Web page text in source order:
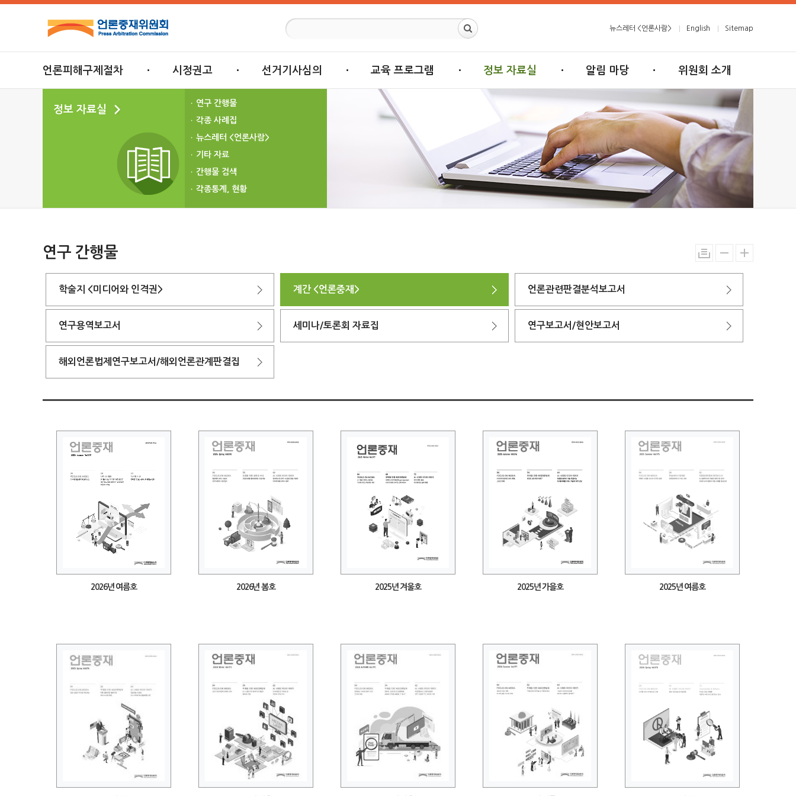
뉴스레터 <언론사람> English Sitemap
언론피해구제절차 시정권고 선거기사심의 교육 프로그램 정보 자료실 알림 마당 위원회 소개
정보 자료실
연구 간행물
각종 사례집
뉴스레터 <언론사람>
기타 자료
간행물 검색
각종통계, 현황
연구 간행물
학술지 <미디어와 인격권> 계간 <언론중재> 언론관련판결분석보고서
연구용역보고서 세미나/토론회 자료집 연구보고서/현안보고서
해외언론법제연구보고서/해외언론관계판결집
2026년 여름호 2026년 봄호 2025년 겨울호 2025년 가을호 2025년 여름호